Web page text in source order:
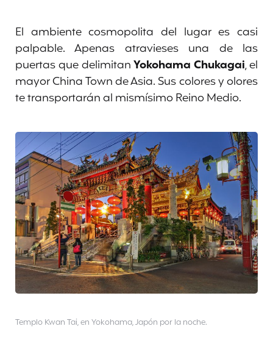
El ambiente cosmopolita del lugar es casi
palpable. Apenas atravieses una de las
puertas que delimitanYokohama Chukagai, el
mayor China Town de Asia. Sus colores y olores
te transportarán al mismísimo Reino Medio.
Templo Kwan Tai, en Yokohama, Japón por la noche.